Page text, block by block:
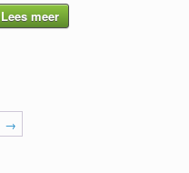
Lees meer
→